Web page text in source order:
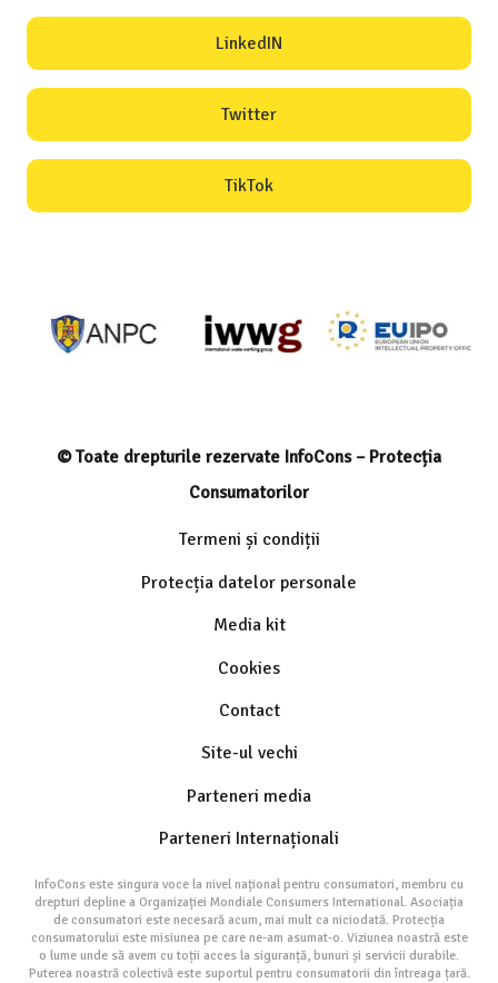
LinkedIN
Twitter
TikTok
© Toate drepturile rezervate InfoCons – Protecția
Consumatorilor
Termeni și condiții
Protecția datelor personale
Media kit
Cookies
Contact
Site-ul vechi
Parteneri media
Parteneri Internaționali
InfoCons este singura voce la nivel național pentru consumatori, membru cu
drepturi depline a Organizației Mondiale Consumers International. Asociația
de consumatori este necesară acum, mai mult ca niciodată. Protecția
consumatorului este misiunea pe care ne-am asumat-o. Viziunea noastră este
o lume unde să avem cu toții acces la siguranță, bunuri și servicii durabile.
Puterea noastră colectivă este suportul pentru consumatorii din întreaga țară.